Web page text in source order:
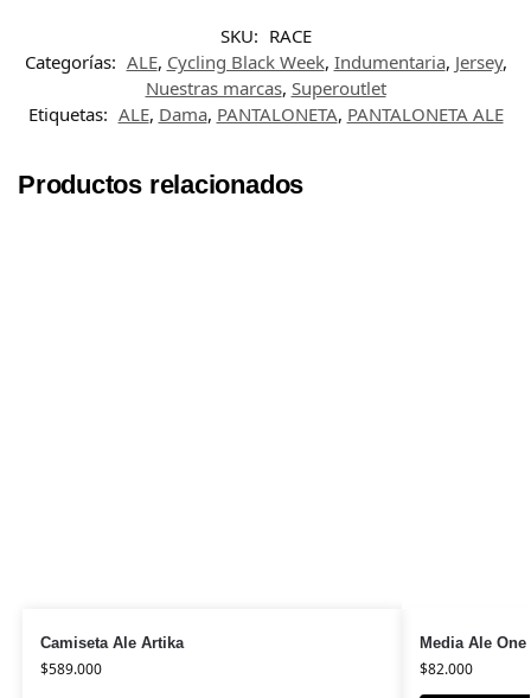
SKU: RACE
Categorías: ALE, Cycling Black Week, Indumentaria, Jersey,
Nuestras marcas, Superoutlet
Etiquetas: ALE, Dama, PANTALONETA, PANTALONETA ALE
Productos relacionados
Camiseta Ale Artika
$589.000
Media Ale
$82.000